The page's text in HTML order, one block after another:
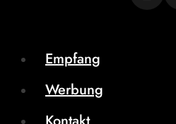
Empfang
Werbung